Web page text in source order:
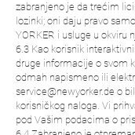
zabranjeno je da trećim
lozinki; oni daju pravo
YORKER i usluge u okviru
6.3 Kao korisnik
druge informacije o svom
odmah napismeno ili
service@newyorker.de o
korisničkog naloga. Vi
pod Vašim podacima o